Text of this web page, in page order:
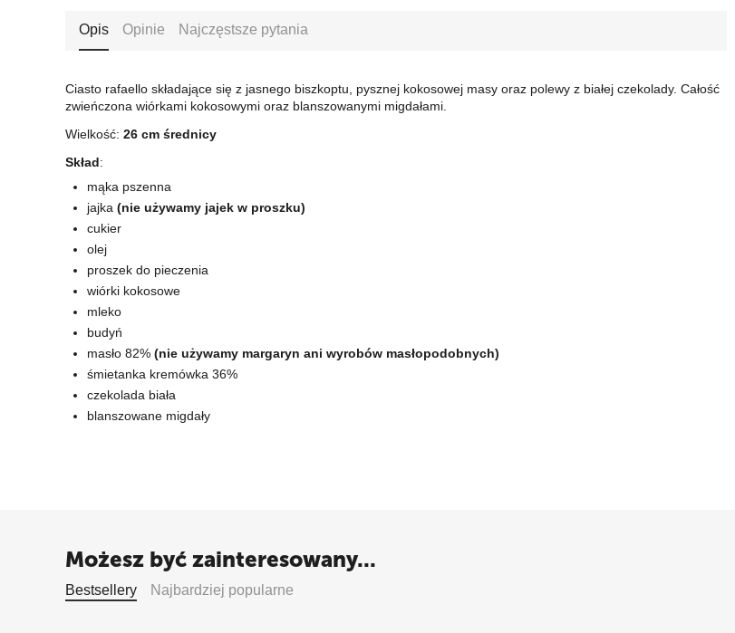
Opis Opinie Najczęstsze pytania
Ciasto rafaello składające się z jasnego biszkoptu, pysznej kokosowej masy oraz polewy z białej czekolady. Całość
zwieńczona wiórkami kokosowymi oraz blanszowanymi migdałami.
Wielkość: 26 cm średnicy
Skład:
mąka pszenna
jajka (nie używamy jajek w proszku)
cukier
olej
proszek do pieczenia
wiórki kokosowe
mleko
budyń
masło 82% (nie używamy margaryn ani wyrobów masłopodobnych)
śmietanka kremówka 36%
czekolada biała
blanszowane migdały
Możesz być zainteresowany...
Bestsellery Najbardziej popularne